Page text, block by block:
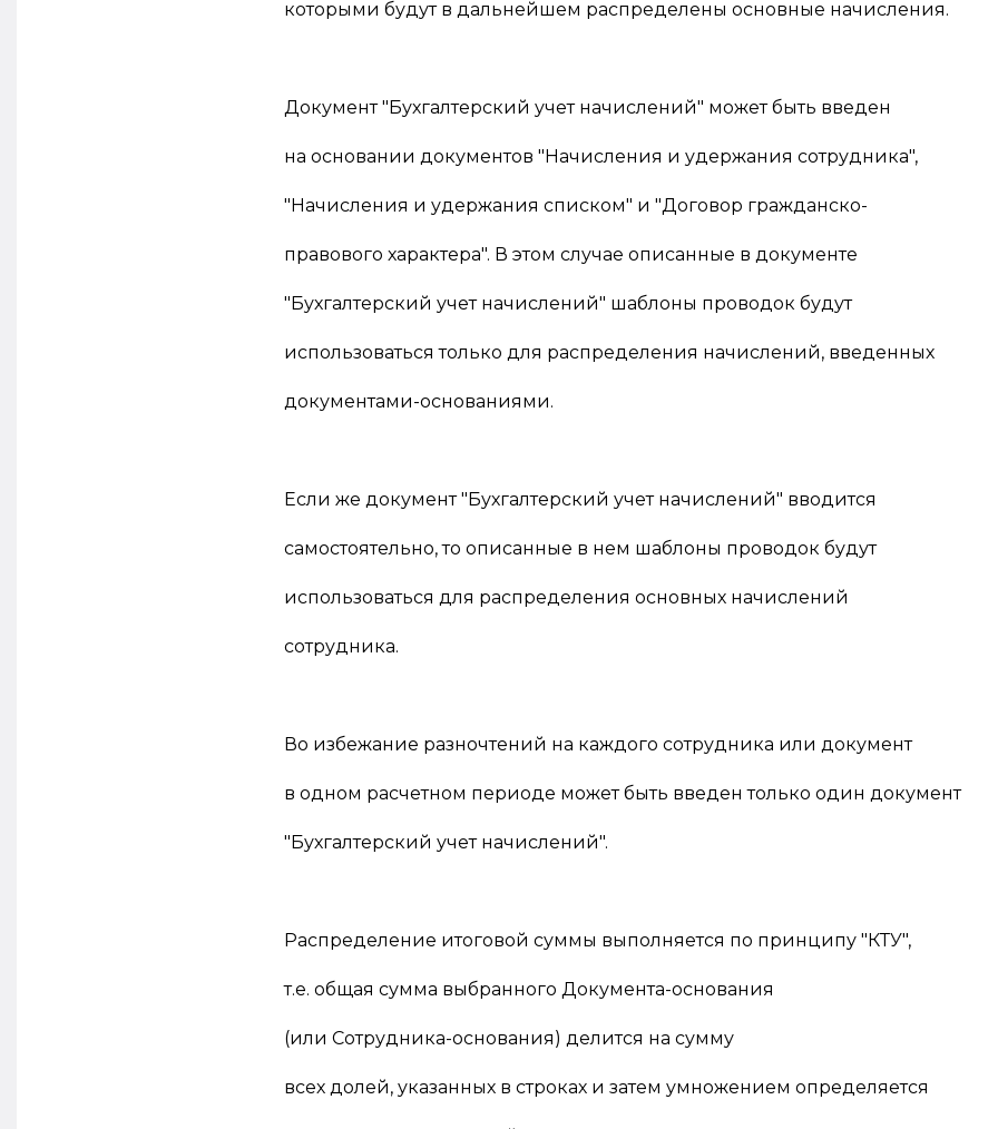
которыми будут в дальнейшем распределены основные начисления.
Документ "Бухгалтерский учет начислений" может быть введен
на основании документов "Начисления и удержания сотрудника",
"Начисления и удержания списком" и "Договор гражданско-
правового характера". В этом случае описанные в документе
"Бухгалтерский учет начислений" шаблоны проводок будут
использоваться только для распределения начислений, введенных
документами-основаниями.
Если же документ "Бухгалтерский учет начислений" вводится
самостоятельно, то описанные в нем шаблоны проводок будут
использоваться для распределения основных начислений
сотрудника.
Во избежание разночтений на каждого сотрудника или документ
в одном расчетном периоде может быть введен только один документ
"Бухгалтерский учет начислений".
Распределение итоговой суммы выполняется по принципу "КТУ",
т.е. общая сумма выбранного Документа-основания
(или Сотрудника-основания) делится на сумму
всех долей, указанных в строках и затем умножением определяется